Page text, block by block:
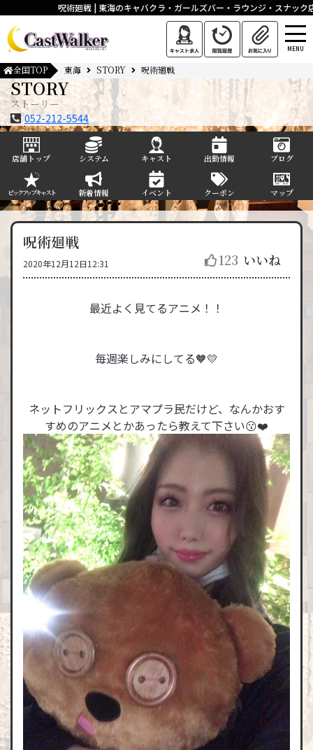
呪術廻戦 | 東海のキャバクラ・ガールズバー・ラウンジ・スナック
MENU
全国TOP 東海 STORY 呪術廻戦
STORY
ストーリー
052-212-5544
店舗トップ システム キャスト 出勤情報 ブログ
ピックアップキャスト
新着情報 イベント クーポン マップ
呪術廻戦
2020年12月12日12:31 123 いいね
最近よく見てるアニメ！！
毎週楽しみにしてる🧡💛
ネットフリックスとアマプラ民だけど、なんかおす
すめのアニメとかあったら教えて下さい😗❤️